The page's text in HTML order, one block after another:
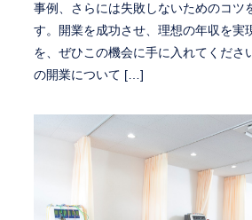
事例、さらには失敗しないためのコツ
す。開業を成功させ、理想の年収を実
を、ぜひこの機会に手に入れてくださ
の開業について […]